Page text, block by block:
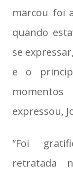
marcou foi
quando
se
e o
expressou,
“Foi
retratada